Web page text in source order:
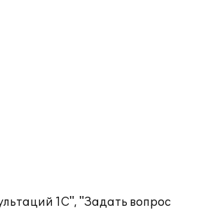
1С", "Задать вопрос